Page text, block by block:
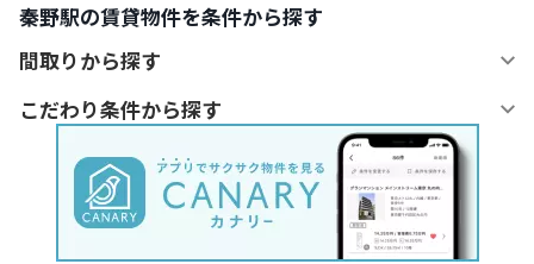
秦野駅の賃貸物件を条件から探す
間取りから探す
こだわり条件から探す